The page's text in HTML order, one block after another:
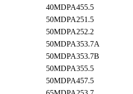
40MDPA455.5
50MDPA251.5
50MDPA252.2
50MDPA353.7A
50MDPA353.7B
50MDPA355.5
50MDPA457.5